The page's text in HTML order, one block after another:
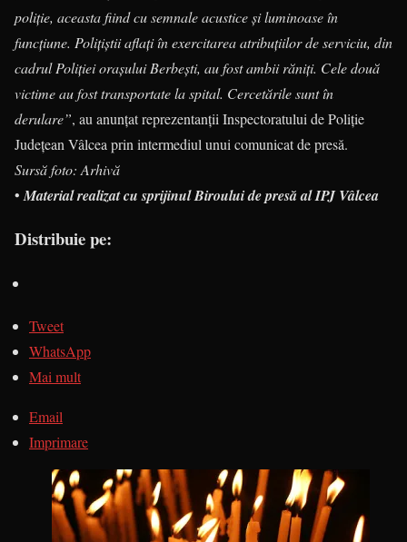
poliție, aceasta fiind cu semnale acustice și luminoase în
funcțiune. Polițiștii aflați în exercitarea atribuțiilor de serviciu, din
cadrul Poliției orașului Berbești, au fost ambii răniți. Cele două
victime au fost transportate la spital. Cercetările sunt în
derulare”, au anunțat reprezentanții Inspectoratului de Poliție
Județean Vâlcea prin intermediul unui comunicat de presă.
Sursă foto: Arhivă
• Material realizat cu sprijinul Biroului de presă al IPJ Vâlcea
Distribuie pe:
Tweet
WhatsApp
Mai mult
Email
Imprimare